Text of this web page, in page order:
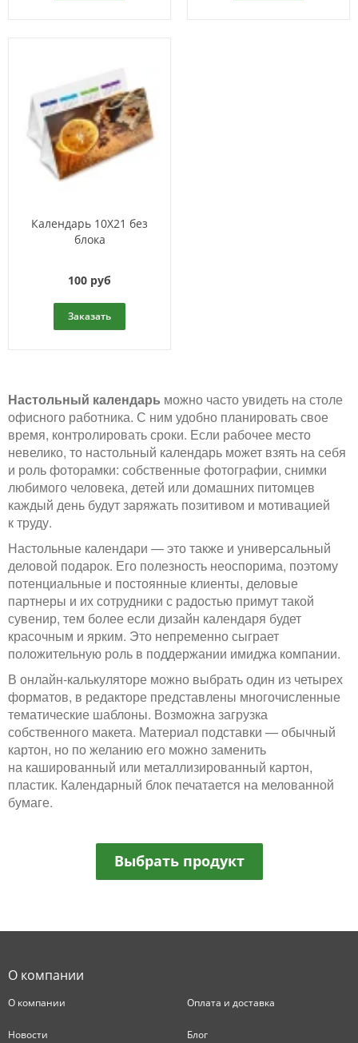
Календарь 10Х21 без
блока
100 руб
Заказать
Настольный календарь можно часто увидеть на столе
офисного работника. С ним удобно планировать свое
время, контролировать сроки. Если рабочее место
невелико, то настольный календарь может взять на себя
и роль фоторамки: собственные фотографии, снимки
любимого человека, детей или домашних питомцев
каждый день будут заряжать позитивом и мотивацией
к труду.
Настольные календари — это также и универсальный
деловой подарок. Его полезность неоспорима, поэтому
потенциальные и постоянные клиенты, деловые
партнеры и их сотрудники с радостью примут такой
сувенир, тем более если дизайн календаря будет
красочным и ярким. Это непременно сыграет
положительную роль в поддержании имиджа компании.
В онлайн-калькуляторе можно выбрать один из четырех
форматов, в редакторе представлены многочисленные
тематические шаблоны. Возможна загрузка
собственного макета. Материал подставки — обычный
картон, но по желанию его можно заменить
на кашированный или металлизированный картон,
пластик. Календарный блок печатается на мелованной
бумаге.
Выбрать продукт
О компании
О компании Оплата и доставка
Новости Блог